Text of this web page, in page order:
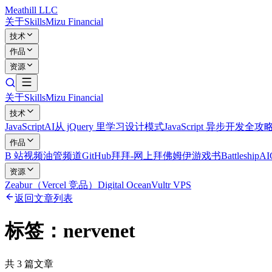
Meathill LLC
关于SkillsMizu Financial
技术
作品
资源
关于SkillsMizu Financial
技术
JavaScriptAI从 jQuery 里学习设计模式JavaScript 异步开发全攻
作品
B 站视频油管频道GitHub拜拜-网上拜佛姆伊游戏书Battleship
资源
Zeabur（Vercel 竞品） Digital OceanVultr VPS
返回文章列表
标签： nervenet
共 3 篇文章